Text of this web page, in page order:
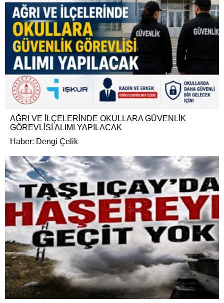
AĞRI VE İLÇELERİNDE OKULLARA GÜVENLİK
GÖREVLİSİ ALIMI YAPILACAK
Haber: Dengi Çelik